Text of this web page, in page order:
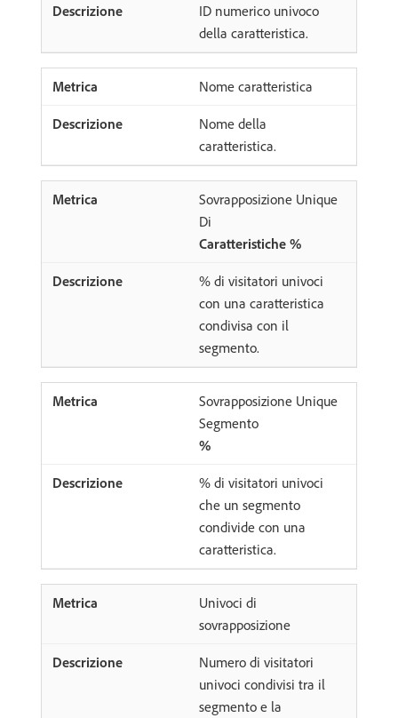
ID numerico univoco
della caratteristica.
Nome caratteristica
Nome della
caratteristica.
Sovrapposizione Unique
Di
Caratteristiche %
% di visitatori univoci
con una caratteristica
condivisa con il
segmento.
Sovrapposizione Unique
Segmento
%
% di visitatori univoci
che un segmento
condivide con una
caratteristica.
Univoci di
sovrapposizione
Numero di visitatori
univoci condivisi tra il
segmento e la